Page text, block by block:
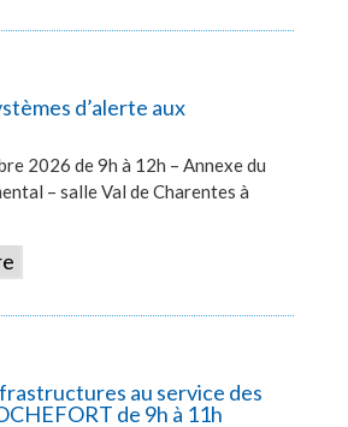
d’alerte aux
2026 de 9h à 12h – Annexe du
– salle Val de Charentes à
au service des
de 9h à 11h